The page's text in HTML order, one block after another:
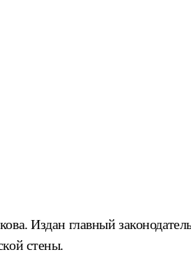
Издан главный
стены.